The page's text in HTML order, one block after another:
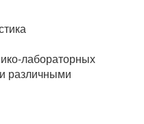
лабораторных
различными